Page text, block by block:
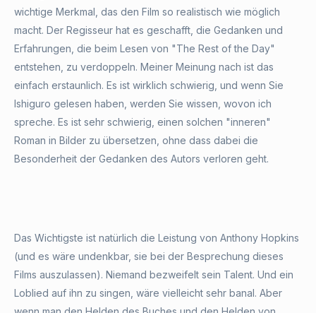
wichtige Merkmal, das den Film so realistisch wie möglich
macht. Der Regisseur hat es geschafft, die Gedanken und
Erfahrungen, die beim Lesen von "The Rest of the Day"
entstehen, zu verdoppeln. Meiner Meinung nach ist das
einfach erstaunlich. Es ist wirklich schwierig, und wenn Sie
Ishiguro gelesen haben, werden Sie wissen, wovon ich
spreche. Es ist sehr schwierig, einen solchen "inneren"
Roman in Bilder zu übersetzen, ohne dass dabei die
Besonderheit der Gedanken des Autors verloren geht.
Das Wichtigste ist natürlich die Leistung von Anthony Hopkins
(und es wäre undenkbar, sie bei der Besprechung dieses
Films auszulassen). Niemand bezweifelt sein Talent. Und ein
Loblied auf ihn zu singen, wäre vielleicht sehr banal. Aber